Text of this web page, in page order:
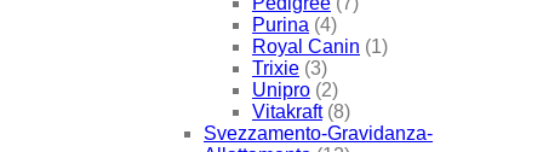
Purina (4)
Royal Canin (1)
Trixie (3)
Unipro (2)
Vitakraft (8)
Svezzamento-Gravidanza-